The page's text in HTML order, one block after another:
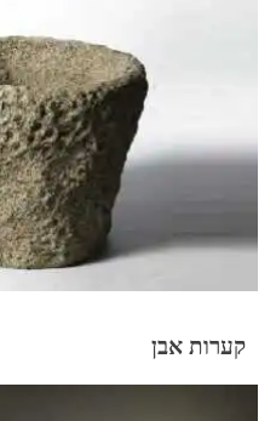
קערות אבן